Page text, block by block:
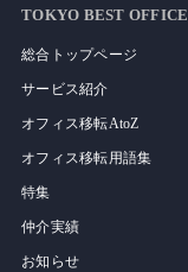
TOKYO BEST OFFICE
総合トップページ
サービス紹介
オフィス移転AtoZ
オフィス移転用語集
特集
仲介実績
お知らせ